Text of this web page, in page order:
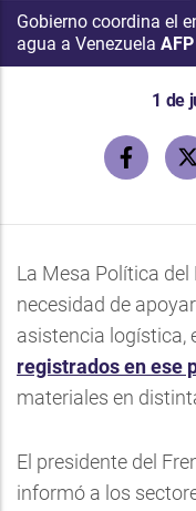
Gobierno coordina el
agua a Venezuela AFP
1 de
La Mesa Política
necesidad de
asistencia logística,
registrados en ese
materiales en
El presidente del
informó a los